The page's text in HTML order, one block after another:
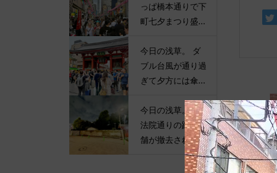
っぱ橋本通りで下
町七夕まつり盛...
今日の浅草。 ダ
ブル台風が通り過
ぎて夕方には傘...
今日の浅草。 伝
法院通りの路上店
舗が撤去されて...